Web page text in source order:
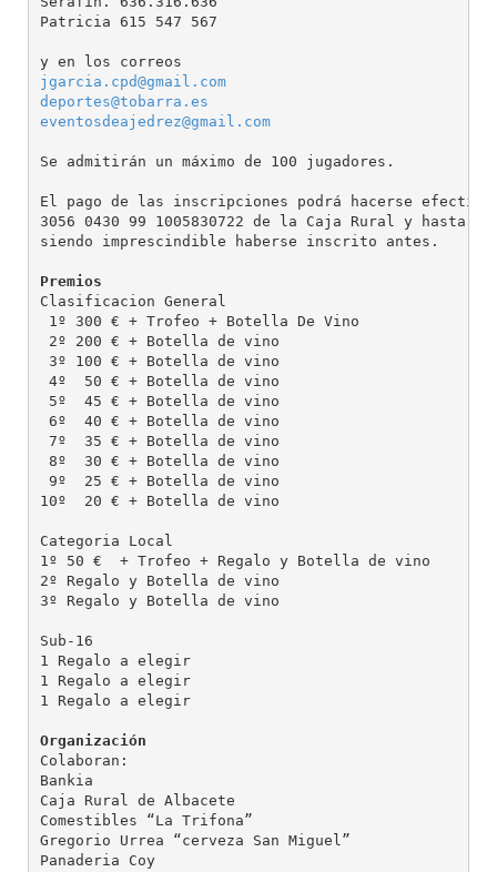
Patricia 615 547 567
jgarcia.cpd@gmail.com
deportes@tobarra.es
eventosdeajedrez@gmail.com
Se admitirán un máximo de 100 jugadores.
El pago de las inscripciones podrá hacerse
3056 0430 99 1005830722 de la Caja Rural y hasta
siendo imprescindible haberse inscrito antes.
Premios
Clasificacion General
1º 300 € + Trofeo + Botella De Vino
2º 200 € + Botella de vino
3º 100 € + Botella de vino
4º  50 € + Botella de vino
5º  45 € + Botella de vino
6º  40 € + Botella de vino
7º  35 € + Botella de vino
8º  30 € + Botella de vino
9º  25 € + Botella de vino
10º  20 € + Botella de vino
Categoria Local
1º 50 €  + Trofeo + Regalo y Botella de vino
2º Regalo y Botella de vino
3º Regalo y Botella de vino
Sub-16
1 Regalo a elegir
1 Regalo a elegir
1 Regalo a elegir
Organización
Colaboran:
Bankia
Caja Rural de Albacete
Comestibles “La Trifona”
Gregorio Urrea “cerveza San Miguel”
Panaderia Coy